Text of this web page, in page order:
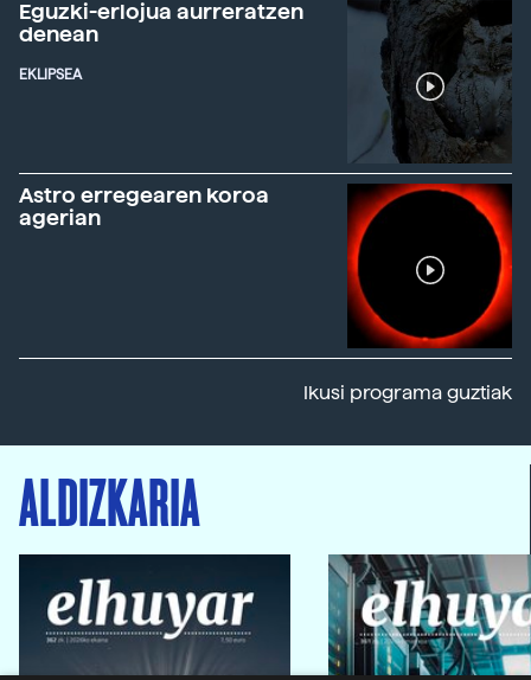
Eguzki-erlojua aurreratzen
denean
EKLIPSEA
Astro erregearen koroa
agerian
Ikusi programa guztiak
ALDIZKARIA